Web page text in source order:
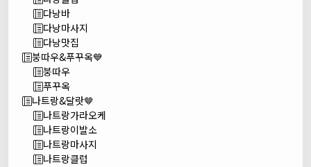
다낭바
다낭마사지
다낭맛집
붕따우&푸꾸옥💙
붕따우
푸꾸옥
나트랑&달랏🤎
나트랑가라오케
나트랑이발소
나트랑마사지
나트랑클럽